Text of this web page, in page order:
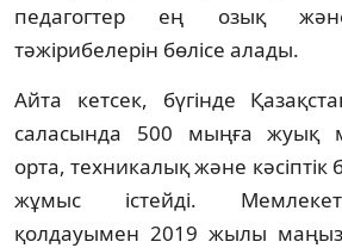
педагогтер ең озық
тәжірибелерін бөлісе алады.
Айта кетсек, бүгінде
саласында 500 мыңға жуық
орта, техникалық және кәсіптік
жұмыс істейді.
қолдауымен 2019 жылы